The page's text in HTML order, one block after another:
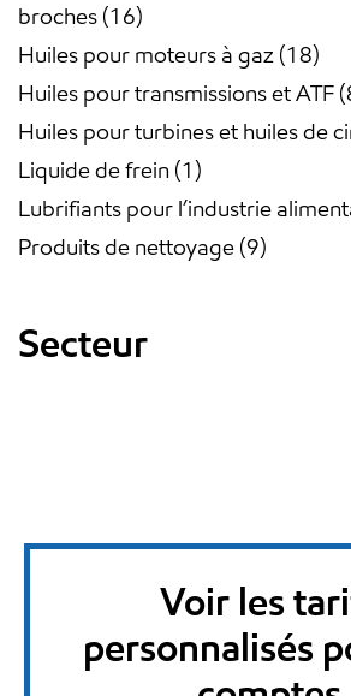
broches 16
Huiles pour moteurs à gaz 18
Huiles pour transmissions et ATF
Huiles pour turbines et huiles de
Liquide de frein 1
Lubrifiants pour l’industrie
Produits de nettoyage 9
Secteur
Voir les
personnalisés